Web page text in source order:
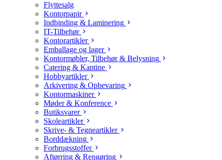
Flyttesalg
Kontorpapir
Indbinding & Laminering
IT-Tilbehør
Kontorartikler
Emballage og lager
Kontormøbler, Tilbehør & Belysning
Catering & Kantine
Hobbyartikler
Arkivering & Opbevaring
Kontormaskiner
Møder & Konference
Butiksvarer
Skoleartikler
Skrive- & Tegneartikler
Borddækning
Forbrugsstoffer
Aftørring & Rengøring